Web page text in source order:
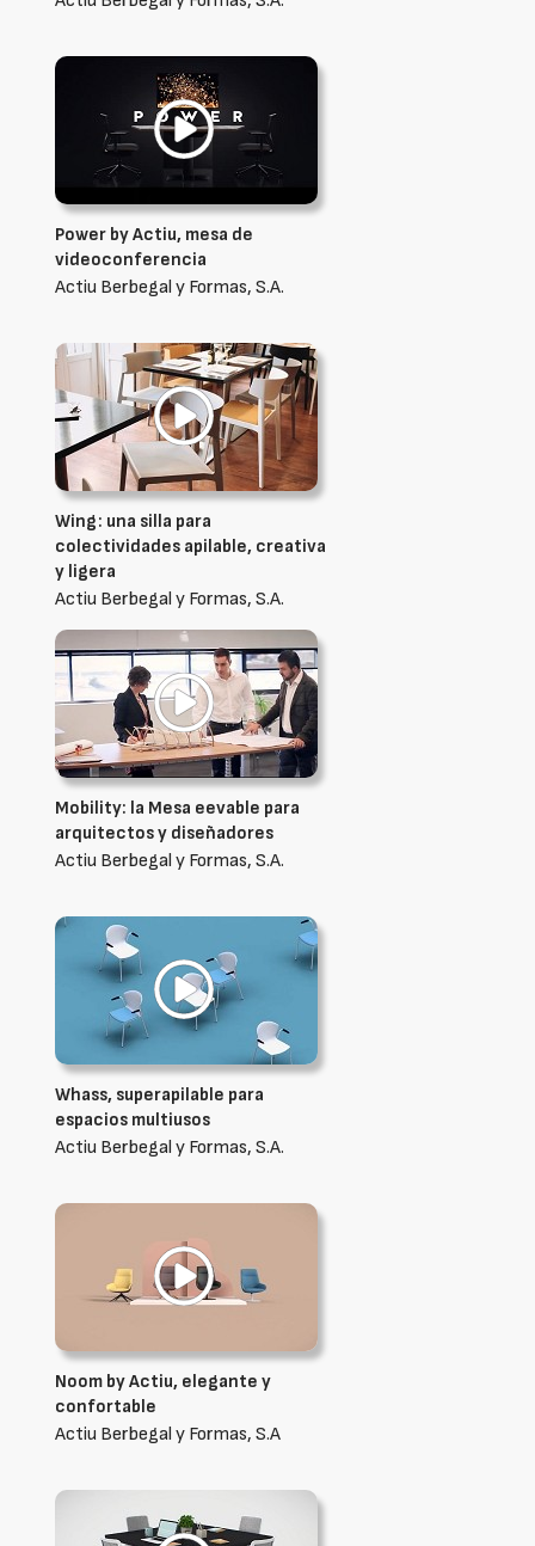
Power by Actiu, mesa de
videoconferencia
Actiu Berbegal y Formas, S.A.
Wing: una silla para
colectividades apilable, creativa
y ligera
Actiu Berbegal y Formas, S.A.
Mobility: la Mesa eevable para
arquitectos y diseñadores
Actiu Berbegal y Formas, S.A.
Whass, superapilable para
espacios multiusos
Actiu Berbegal y Formas, S.A.
Noom by Actiu, elegante y
confortable
Actiu Berbegal y Formas, S.A